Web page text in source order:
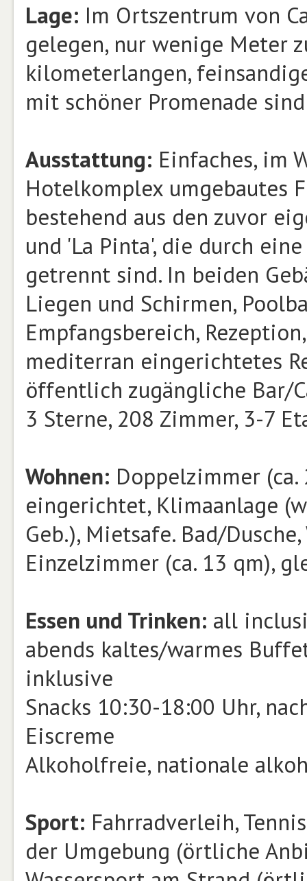
Lage: Im Ortszentrum von
gelegen, nur wenige Meter
kilometerlangen,
mit schöner Promenade
Ausstattung: Einfaches, im
Hotelkomplex umgebautes
bestehend aus den zuvor
und 'La Pinta', die durch
getrennt sind. In beiden
Liegen und Schirmen,
Empfangsbereich,
mediterran eingerichtetes
öffentlich zugängliche Bar/
3 Sterne, 208 Zimmer, 3-7
Wohnen: Doppelzimmer
eingerichtet, Klimaanlage
Geb.), Mietsafe. Bad/Dusche,
Einzelzimmer (ca. 13 qm),
Essen und Trinken: all
abends kaltes/warmes
inklusive
Snacks 10:30-18:00 Uhr,
Eiscreme
Alkoholfreie, nationale
Sport: Fahrradverleih,
der Umgebung (örtliche